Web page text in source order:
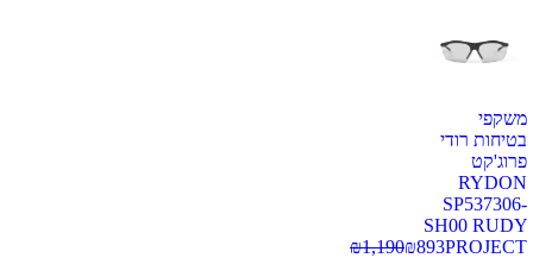
משקפי
בטיחות רודי
פרוג'קט
RYDON
SP537306-
SH00 RUDY
PROJECT
₪893
₪1,190